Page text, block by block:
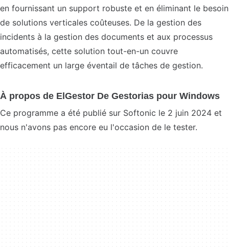
en fournissant un support robuste et en éliminant le besoin
de solutions verticales coûteuses. De la gestion des
incidents à la gestion des documents et aux processus
automatisés, cette solution tout-en-un couvre
efficacement un large éventail de tâches de gestion.
À propos de ElGestor De Gestorias pour Windows
Ce programme a été publié sur Softonic le 2 juin 2024 et
nous n'avons pas encore eu l'occasion de le tester.